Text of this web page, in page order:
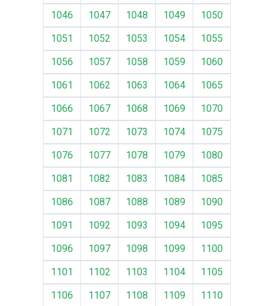
1046
1047 1048 1049
1050
1051
1052 1053 1054
1055
1056
1057 1058 1059
1060
1061
1062 1063 1064
1065
1066
1067 1068 1069
1070
1071
1072 1073 1074
1075
1076
1077 1078 1079
1080
1081
1082 1083 1084
1085
1086
1087 1088 1089
1090
1091
1092 1093 1094
1095
1096
1097 1098 1099
1100
1101
1102 1103 1104
1105
1106
1107 1108 1109
1110